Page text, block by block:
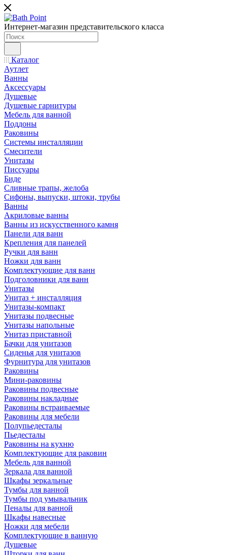
Интернет-магазин представительского класса
Каталог
Аутлет
Ванны
Аксессуары
Душевые
Душевые гарнитуры
Мебель для ванной
Поддоны
Раковины
Системы инсталляции
Смесители
Унитазы
Писсуары
Биде
Сливные трапы, желоба
Сифоны, выпуски, штоки, трубы
Ванны
Акриловые ванны
Ванны из искусственного камня
Панели для ванн
Крепления для панелей
Ручки для ванн
Ножки для ванн
Комплектующие для ванн
Подголовники для ванн
Унитазы
Унитаз + инсталляция
Унитазы-компакт
Унитазы подвесные
Унитазы напольные
Унитаз приставной
Бачки для унитазов
Сиденья для унитазов
Фурнитура для унитазов
Раковины
Мини-раковины
Раковины подвесные
Раковины накладные
Раковины встраиваемые
Раковины для мебели
Полупьедесталы
Пьедесталы
Раковины на кухню
Комплектующие для раковин
Мебель для ванной
Зеркала для ванной
Шкафы зеркальные
Тумбы для ванной
Тумбы под умывальник
Пеналы для ванной
Шкафы навесные
Ножки для мебели
Комплектующие в ванную
Душевые